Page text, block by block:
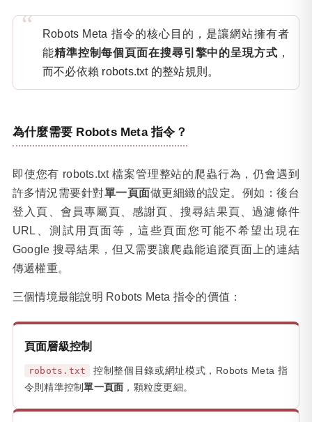
Robots Meta 指令的核心目的，是讓網站擁有者
能精準控制每個頁面在搜尋引擎中的呈現方式 ，
而不必依賴 robots.txt 的整站規則。
為什麼需要 Robots Meta 指令？
即使您有 robots.txt 檔案管理整站的爬蟲行為，仍會遇到
許多情況需要針對單一頁面做更細緻的設定。例如：後台
登入頁、會員專屬頁、感謝頁、搜尋結果頁、過濾條件
URL、測試用頁面等，這些頁面您可能不希望出現在
Google 搜尋結果，但又需要讓爬蟲能追蹤頁面上的連結
傳遞權重。
三個情境最能說明 Robots Meta 指令的價值：
頁面層級控制
robots.txt
控制整個目錄或網址模式，Robots Meta 指
令則精準控制單一頁面 ，顆粒度更細。